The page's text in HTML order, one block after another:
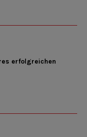
erfolgreichen